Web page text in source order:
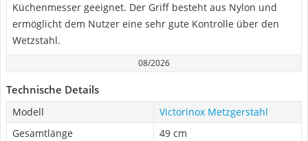
Küchenmesser geeignet. Der Griff besteht aus Nylon und
ermöglicht dem Nutzer eine sehr gute Kontrolle über den
Wetzstahl.
08/2026
Technische Details
Modell
Victorinox Metzgerstahl
Gesamtlänge
49 cm